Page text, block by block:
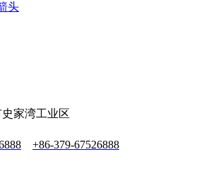
史家湾工业区
+86-379-67526888